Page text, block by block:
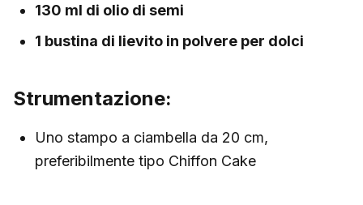
130 ml di olio di semi
1 bustina di lievito in polvere per dolci
Strumentazione:
Uno stampo a ciambella da 20 cm,
preferibilmente tipo Chiffon Cake